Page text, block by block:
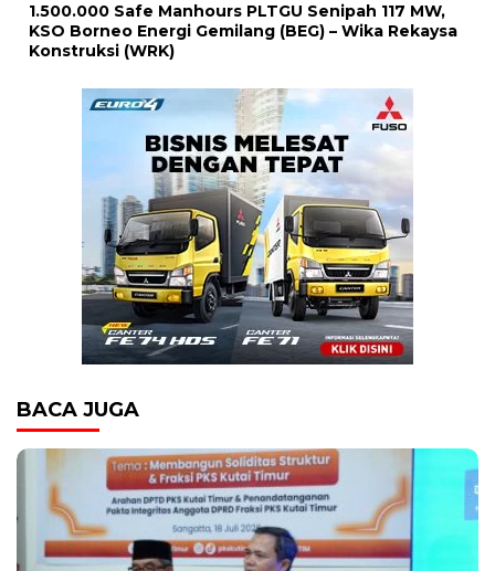
1.500.000 Safe Manhours PLTGU Senipah 117 MW,
KSO Borneo Energi Gemilang (BEG) – Wika Rekaysa
Konstruksi (WRK)
BACA JUGA